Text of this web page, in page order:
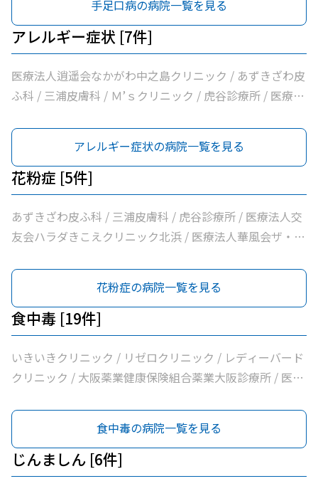
療法人よしえクリニック / 西沢クリニック / あずきざわ皮
ふ科 / エイゼンクリニック / 大橋クリニック / Ｍ’ｓクリニ
ック / 虎谷診療所 / 杉林内科クリニック / 北浜よしおか内
科クリニック / 曲直部クリニック / 今泉医院 / ＡＭＡＣｌ
ｉｎｉｃ淡路町院 / 日本経済新聞社大阪本社診療所
手足口病の病院一覧を見る
アレルギー症状 [7件]
医療法人逍遥会なかがわ中之島クリニック / あずきざわ皮
ふ科 / 三浦皮膚科 / Ｍ’ｓクリニック / 虎谷診療所 / 医療法
療法人本町皮フ科クリニック
アレルギー症状の病院一覧を見る
花粉症 [5件]
あずきざわ皮ふ科 / 三浦皮膚科 / 虎谷診療所 / 医療法人交
友会ハラダきこえクリニック北浜 / 医療法人華風会ザ・北
花粉症の病院一覧を見る
食中毒 [19件]
いきいきクリニック / リゼロクリニック / レディーバード
クリニック / 大阪薬業健康保険組合薬業大阪診療所 / 医療
医療法人中田クリニック / 医療法人よしえクリニック / 西
沢クリニック / エイゼンクリニック / 大橋クリニック /
Ｍ’ｓクリニック / 虎谷診療所 / 杉林内科クリニック / 北浜
よしおか内科クリニック / 曲直部クリニック / 今泉医院 /
食中毒の病院一覧を見る
じんましん [6件]